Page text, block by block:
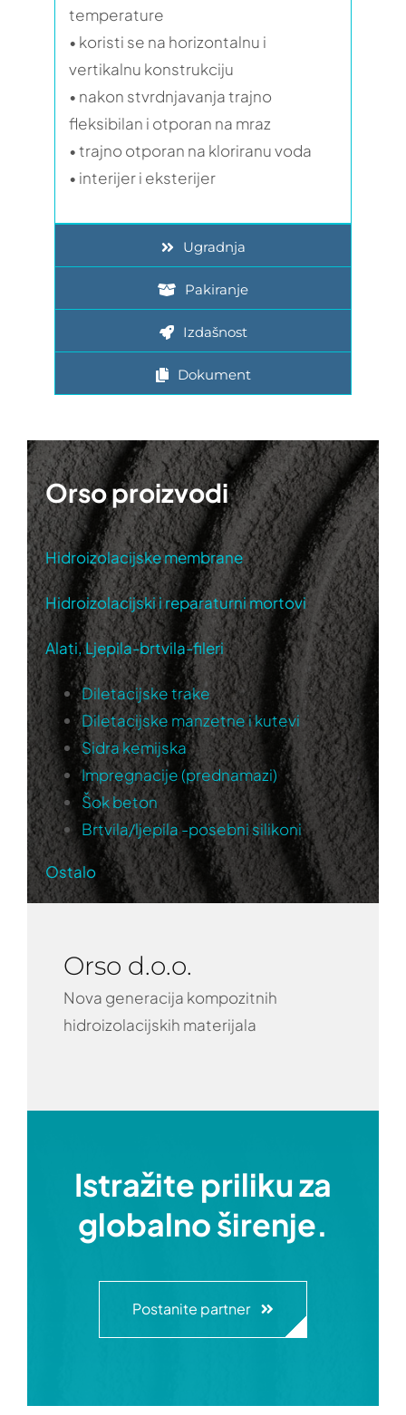
temperature
• koristi se na horizontalnu i
vertikalnu konstrukciju
• nakon stvrdnjavanja trajno
fleksibilan i otporan na mraz
• trajno otporan na kloriranu voda
• interijer i eksterijer
Ugradnja
Pakiranje
Izdašnost
Dokument
Orso proizvodi
Hidroizolacijske membrane
Hidroizolacijski i reparaturni mortovi
Alati, Ljepila-brtvila-fileri
Diletacijske trake
Diletacijske manzetne i kutevi
Sidra kemijska
Impregnacije (prednamazi)
Šok beton
Brtvila/ljepila -posebni silikoni
Ostalo
Orso d.o.o.
Nova generacija kompozitnih
hidroizolacijskih materijala
Istražite priliku za
globalno širenje.
Postanite partner